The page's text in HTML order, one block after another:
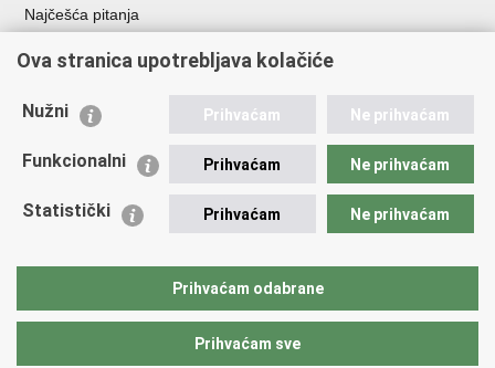
Najčešća pitanja
Važne poveznice
EMN Nacionalna kontaktna točka za Republiku Hrvatsku
Policijska akademija
Zaklada policijske solidarnosti
Sindikati
Ova stranica upotrebljava kolačiće
Nužni Prihvaćam Ne prihvaćam
Funkcionalni Prihvaćam Ne prihvaćam
Statistički Prihvaćam Ne prihvaćam
Prihvaćam odabrane
Prihvaćam sve